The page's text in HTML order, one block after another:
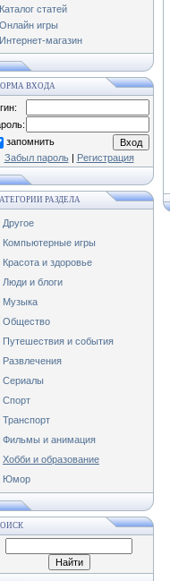
Каталог статей
Онлайн игры
Интернет-магазин
ВХОДА
запомнить
Забыл пароль| Регистрация
РАЗДЕЛА
Другое
Компьютерные игры
Красота и здоровье
Люди и блоги
Музыка
Общество
Путешествия и события
Развлечения
Сериалы
Спорт
Транспорт
Фильмы и анимация
Хобби и образование
Юмор